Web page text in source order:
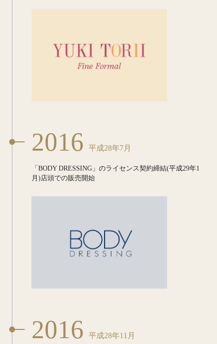
2016 平成28年7月
「BODY DRESSING」のライセンス契約締結(平成29年1
月)店頭での販売開始
2016 平成28年11月